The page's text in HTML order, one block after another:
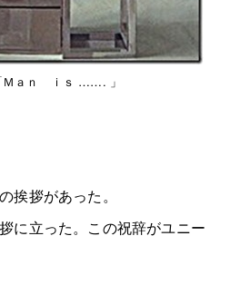
ａｎ ｉｓ ……. 」
挨拶があった。
に立った。この祝辞がユニー